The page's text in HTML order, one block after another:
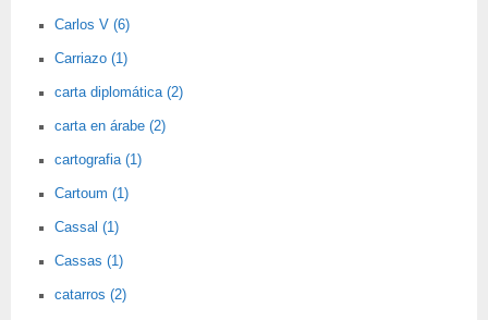
Carlos V (6)
Carriazo (1)
carta diplomática (2)
carta en árabe (2)
cartografia (1)
Cartoum (1)
Cassal (1)
Cassas (1)
catarros (2)